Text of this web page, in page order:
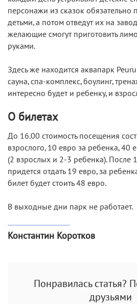
персонажи из сказок обязательно
детьми, а потом отведут их на
желающие смогут приготовить
руками.
Здесь же находится аквапарк
сауна, спа-комплекс, боулинг,
интересно будет и ребенку, и
О билетах
До 16.00 стоимость посещения
взрослого, 10 евро за ребенка, 40
(2 взрослых и 2-3 ребенка). После
придется отдать 19 евро, за
билет будет стоить 48 евро.
В выходные дни парк не работает.
Константин Коротков
Понравилась статья?
друзьями